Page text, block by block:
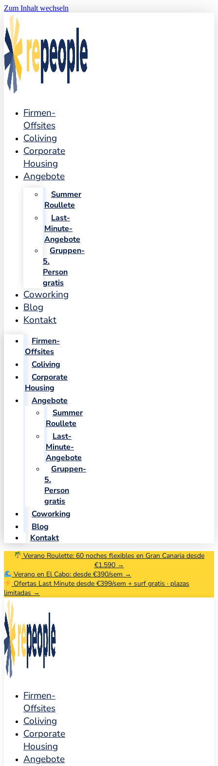
Zum Inhalt wechseln
Firmen-
Offsites
Coliving
Corporate
Housing
Angebote
Summer
Roullete
Last-
Minute-
Angebote
Gruppen-
5.
Person
gratis
Coworking
Blog
Kontakt
Firmen-
Offsites
Coliving
Corporate
Housing
Angebote
Summer
Roullete
Last-
Minute-
Angebote
Gruppen-
5.
Person
gratis
Coworking
Blog
Kontakt
Verano Roulette: 60 noches flexibles en Gran Canaria desde
€1.590 →
Verano en El Cabo: desde €390/sem →
Ofertas Last Minute desde €399/sem + surf gratis · plazas
limitadas →
Firmen-
Offsites
Coliving
Corporate
Housing
Angebote